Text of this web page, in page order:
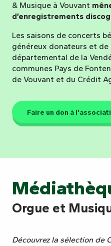
& Musique à Vouvant
d’enregistrements
Les saisons de concerts
généreux donateurs et de
départemental de la
communes Pays de
de Vouvant et du Crédit
Faire un don à
Orgue et
Découvrez la sélection de